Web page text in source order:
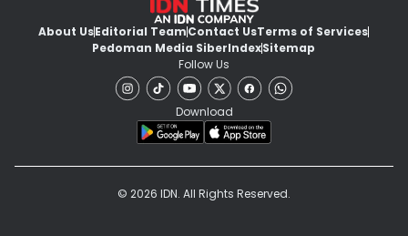
About UsEditorial TeamContact UsTerms of Services
Pedoman Media SiberIndexSitemap
Follow Us
Download
© 2026 IDN. All Rights Reserved.